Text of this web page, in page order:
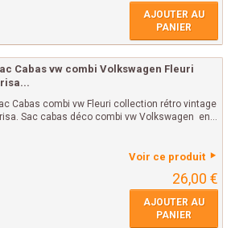
AJOUTER AU
PANIER
Cabas vw combi Volkswagen Fleuri
Cabas combi vw Fleuri collection rétro vintage
Sac cabas déco combi vw Volkswagen en...
Voir ce produit
26,00 €
AJOUTER AU
PANIER